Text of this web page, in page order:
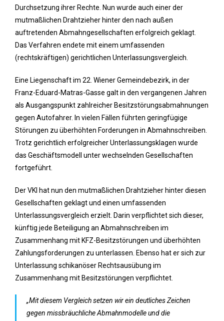
Durchsetzung ihrer Rechte. Nun wurde auch einer der
mutmaßlichen Drahtzieher hinter den nach außen
auftretenden Abmahngesellschaften erfolgreich geklagt.
Das Verfahren endete mit einem umfassenden
(rechtskräftigen) gerichtlichen Unterlassungsvergleich.
Eine Liegenschaft im 22. Wiener Gemeindebezirk, in der
Franz-Eduard-Matras-Gasse galt in den vergangenen Jahren
als Ausgangspunkt zahlreicher Besitzstörungsabmahnungen
gegen Autofahrer. In vielen Fällen führten geringfügige
Störungen zu überhöhten Forderungen in Abmahnschreiben.
Trotz gerichtlich erfolgreicher Unterlassungsklagen wurde
das Geschäftsmodell unter wechselnden Gesellschaften
fortgeführt.
Der VKI hat nun den mutmaßlichen Drahtzieher hinter diesen
Gesellschaften geklagt und einen umfassenden
Unterlassungsvergleich erzielt. Darin verpflichtet sich dieser,
künftig jede Beteiligung an Abmahnschreiben im
Zusammenhang mit KFZ-Besitzstörungen und überhöhten
Zahlungsforderungen zu unterlassen. Ebenso hat er sich zur
Unterlassung schikanöser Rechtsausübung im
Zusammenhang mit Besitzstörungen verpflichtet.
„Mit diesem Vergleich setzen wir ein deutliches Zeichen
gegen missbräuchliche Abmahnmodelle und die